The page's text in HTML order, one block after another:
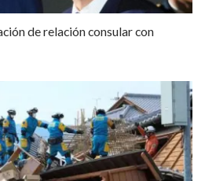
de relación consular con